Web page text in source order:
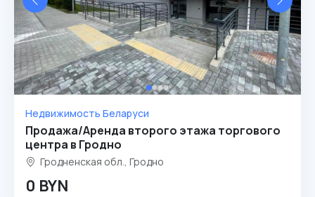
Недвижимость Беларуси
Продажа/Аренда второго этажа торгового
центра в Гродно
Гродненская обл., Гродно
0 BYN